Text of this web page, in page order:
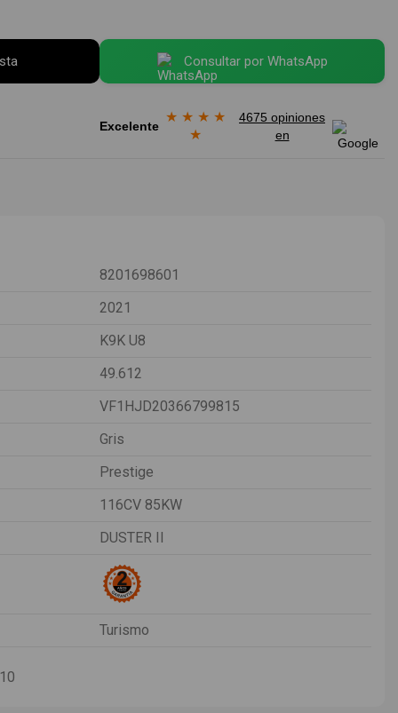
Consultar por WhatsApp
Excelente
★ ★ ★ ★
★
4675 opiniones
en
8201698601
2021
K9K U8
49.612
VF1HJD20366799815
Gris
Prestige
116CV 85KW
DUSTER II
Turismo